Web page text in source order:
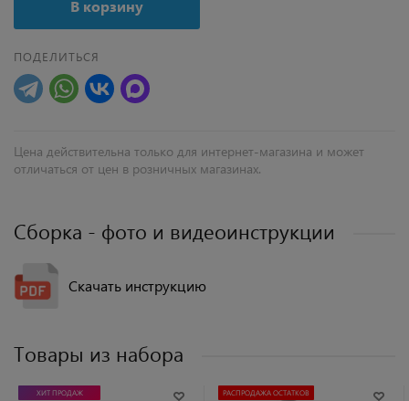
В корзину
ПОДЕЛИТЬСЯ
Цена действительна только для интернет-магазина и может
отличаться от цен в розничных магазинах.
Сборка - фото и видеоинструкции
Скачать инструкцию
Товары из набора
ХИТ ПРОДАЖ РАСПРОДАЖА ОСТАТКОВ